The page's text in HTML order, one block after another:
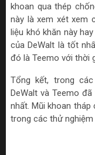
khoan qua thép
này là xem xét xem
liệu khó khăn này
của DeWalt là tốt
đó là Teemo với thời
Tổng kết, trong
DeWalt và Teemo
nhất. Mũi khoan
trong các thử nghiệm